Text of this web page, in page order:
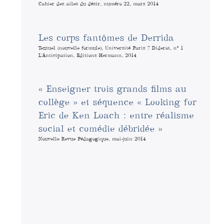
Cahier des ailes du désir, numéro 22, mars 2014
Les corps fantômes de Derrida
Textuel (nouvelle formule), Université Paris 7 Diderot, n° 1
L’Anticipation, Editions Hermann, 2014
« Enseigner trois grands films au
collège » et séquence « Looking for
Eric de Ken Loach : entre réalisme
social et comédie débridée »
Nouvelle Revue Pédagogique, mai-juin 2014